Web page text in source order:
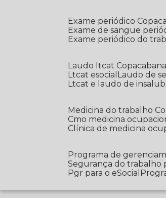
Exame periódico
Exame de sangue
Exame periódico do
Laudo ltcat Copacabana
Ltcat esocial
Laudo de
Ltcat e laudo de
Medicina do trabalho
Cmo medicina
Clínica de medicina
Programa de
Segurança do trabalho
Pgr para o eSocial